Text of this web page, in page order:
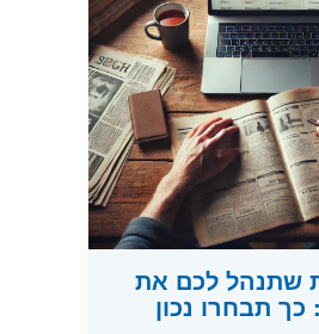
שתנהל לכם את
כך תבחרו נכון